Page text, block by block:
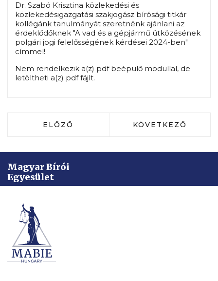
Dr. Szabó Krisztina közlekedési és
közlekedésigazgatási szakjogász bírósági titkár
kollégánk tanulmányát szeretnénk ajánlani az
érdeklődőknek "A vad és a gépjármű ütközésének
polgári jogi felelősségének kérdései 2024-ben"
címmel!
Nem rendelkezik a(z) pdf beépülő modullal, de
letöltheti a(z) pdf fájlt.
ELŐZŐ CIKK: FENYVESI CSABA-
ELŐZŐ KÖVETKEZŐ CIKK:
KÖVETKEZŐ
Magyar Bírói
Egyesület